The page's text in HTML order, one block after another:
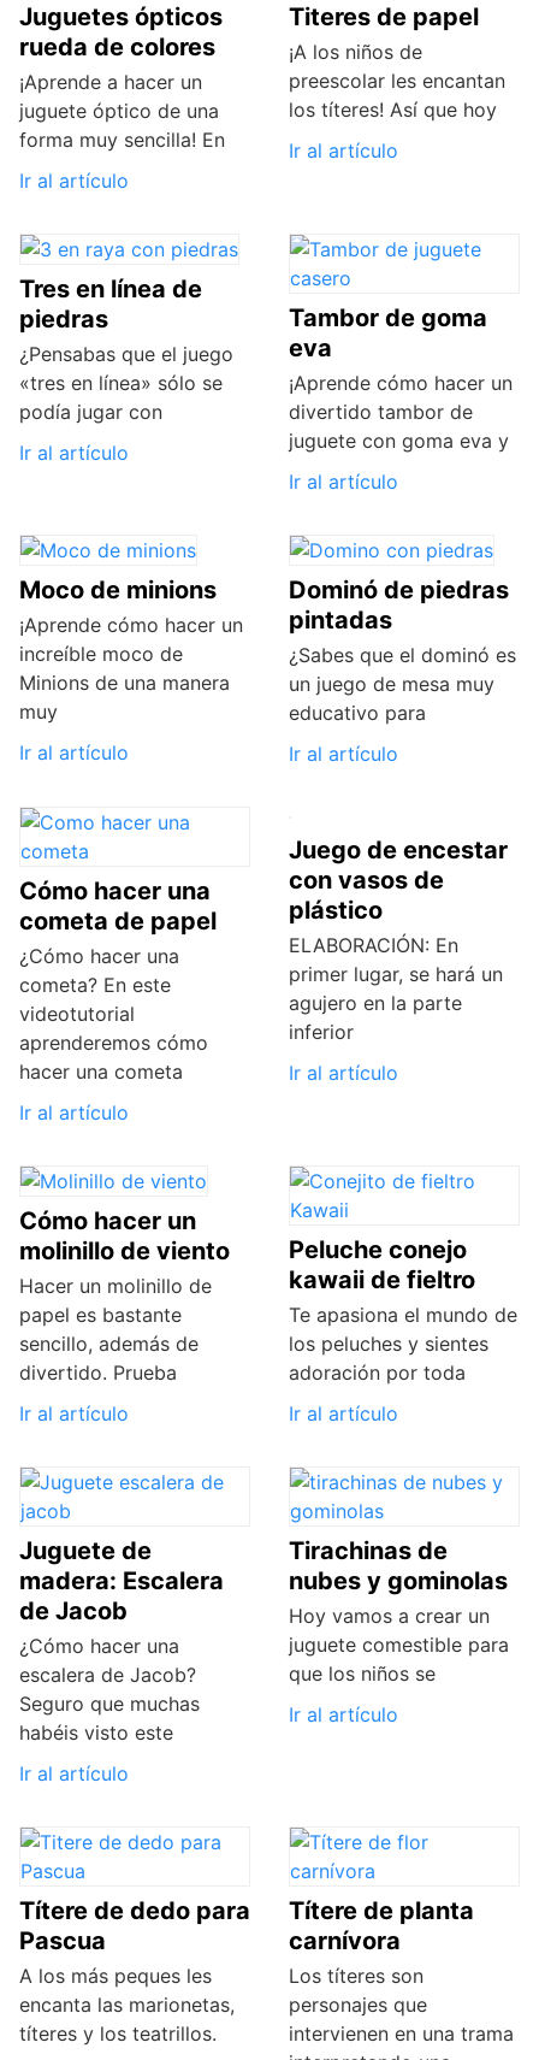
Juguetes ópticos
rueda de colores
¡Aprende a hacer un
juguete óptico de una
forma muy sencilla! En
Ir al artículo
Titeres de papel
¡A los niños de
preescolar les encantan
los títeres! Así que hoy
Ir al artículo
Tres en línea de
piedras
¿Pensabas que el juego
«tres en línea» sólo se
podía jugar con
Ir al artículo
Tambor de goma
eva
¡Aprende cómo hacer un
divertido tambor de
juguete con goma eva y
Ir al artículo
Moco de minions
¡Aprende cómo hacer un
increíble moco de
Minions de una manera
muy
Ir al artículo
Dominó de piedras
pintadas
¿Sabes que el dominó es
un juego de mesa muy
educativo para
Ir al artículo
Cómo hacer una
cometa de papel
¿Cómo hacer una
cometa? En este
videotutorial
aprenderemos cómo
hacer una cometa
Ir al artículo
Juego de encestar
con vasos de
plástico
ELABORACIÓN: En
primer lugar, se hará un
agujero en la parte
inferior
Ir al artículo
Cómo hacer un
molinillo de viento
Hacer un molinillo de
papel es bastante
sencillo, además de
divertido. Prueba
Ir al artículo
Peluche conejo
kawaii de fieltro
Te apasiona el mundo de
los peluches y sientes
adoración por toda
Ir al artículo
Juguete de
madera: Escalera
de Jacob
¿Cómo hacer una
escalera de Jacob?
Seguro que muchas
habéis visto este
Ir al artículo
Tirachinas de
nubes y gominolas
Hoy vamos a crear un
juguete comestible para
que los niños se
Ir al artículo
Títere de dedo para
Pascua
A los más peques les
encanta las marionetas,
títeres y los teatrillos.
Títere de planta
carnívora
Los títeres son
personajes que
intervienen en una trama